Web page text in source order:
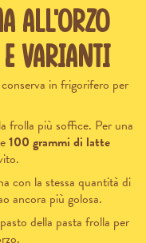
all’orzo
varianti
in frigorifero per
frolla più soffice. Per una
100 grammi di latte
con la stessa quantità di
ancora più golosa.
della pasta frolla per